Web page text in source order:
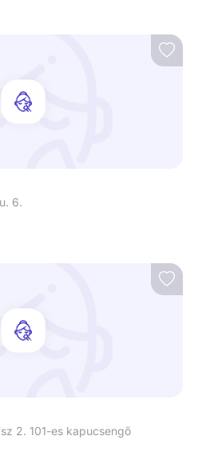
6.
2. 101-es kapucsengő